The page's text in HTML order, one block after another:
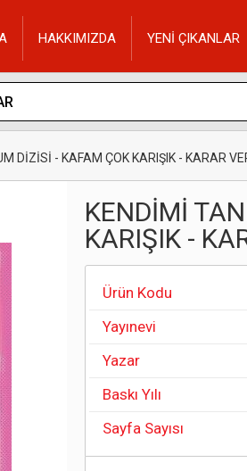
HAKKIMIZDA YENİ ÇIKANLAR
DİZİSİ - KAFAM ÇOK KARIŞIK - KARAR
KENDİMİ
KARIŞIK -
Ürün Kodu
Yayınevi
Yazar
Baskı Yılı
Sayfa Sayısı